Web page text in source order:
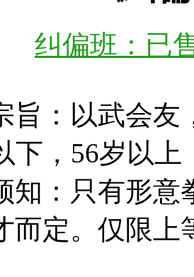
纠偏班：已
：以武会友
下，56岁以上
：只有形意
而定。仅限上